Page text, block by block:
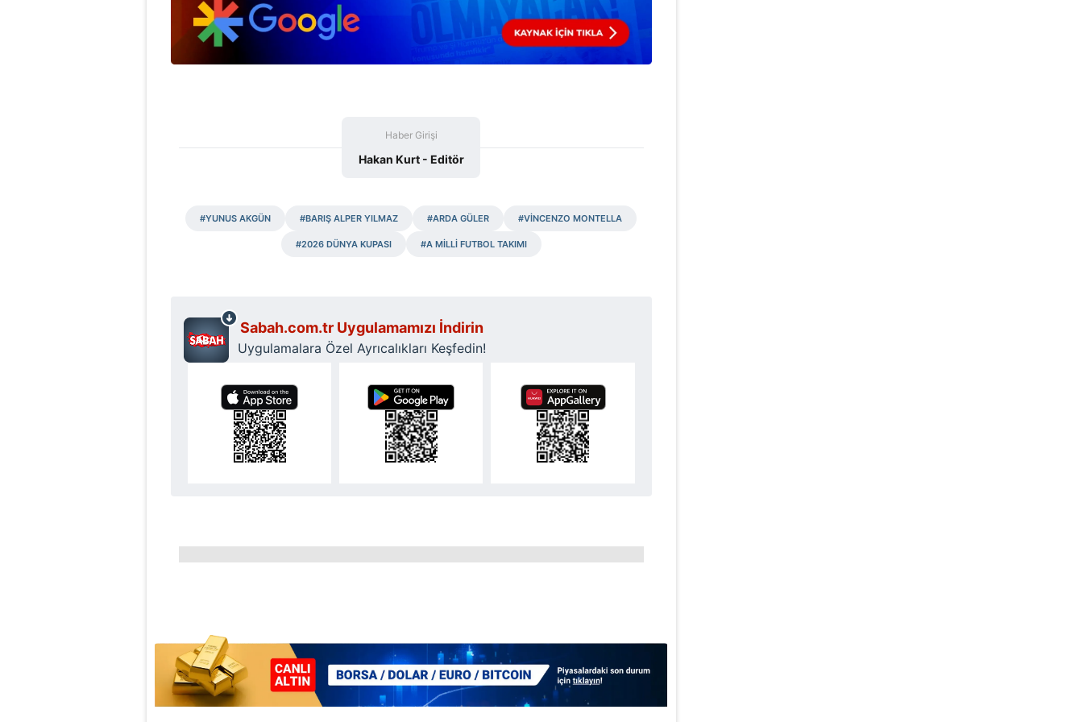
mevzuata uygun olarak kullanılan çerezlerle ilgili bilgi almak için lütfen
tıklayınız
Haber Girişi
Hakan Kurt - Editör
#YUNUS AKGÜN #BARIŞ ALPER YILMAZ #ARDA GÜLER #VİNCENZO MONTELLA
#2026 DÜNYA KUPASI #A MİLLİ FUTBOL TAKIMI
Sabah.com.tr Uygulamamızı İndirin
Uygulamalara Özel Ayrıcalıkları Keşfedin!